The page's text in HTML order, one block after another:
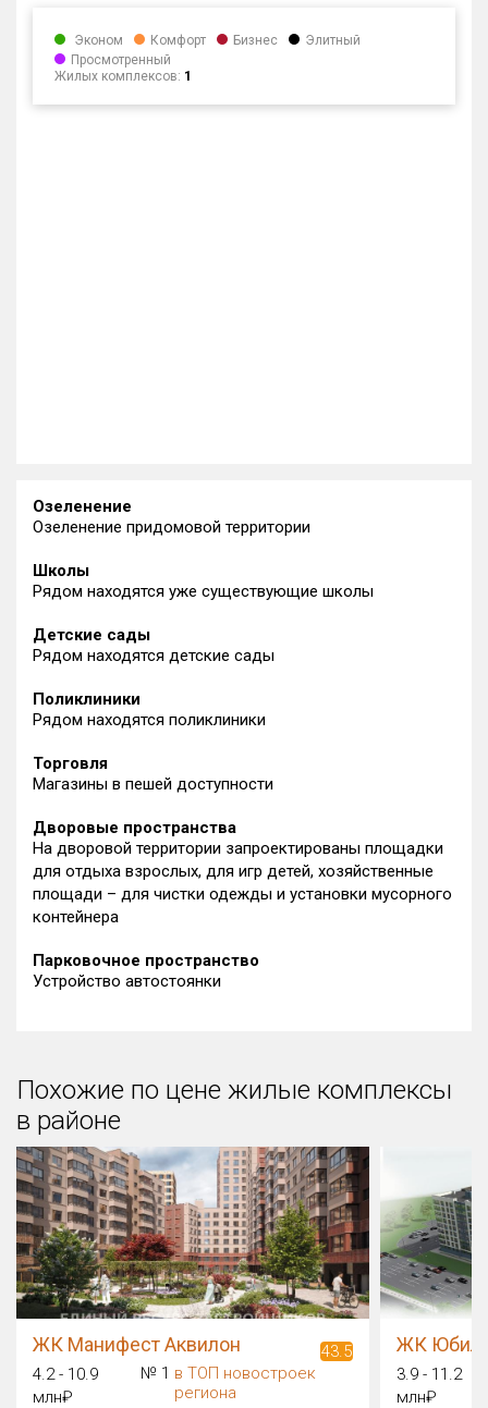
Эконом Комфорт Бизнес
Элитный
Просмотренный
Жилых комплексов: 1
Озеленение
Озеленение придомовой территории
Школы
Рядом находятся уже существующие школы
Детские сады
Рядом находятся детские сады
Поликлиники
Рядом находятся поликлиники
Торговля
Магазины в пешей доступности
Дворовые пространства
На дворовой территории запроектированы площадки
для отдыха взрослых, для игр детей, хозяйственные
площади – для чистки одежды и установки мусорного
контейнера
Парковочное пространство
Устройство автостоянки
Похожие по цене жилые комплексы
в районе
ЖК Манифест Аквилон
43.5
4.2 - 10.9
млн₽
№ 1 в ТОП новостроек
региона
ЖК
3.9 - 11.2
млн₽